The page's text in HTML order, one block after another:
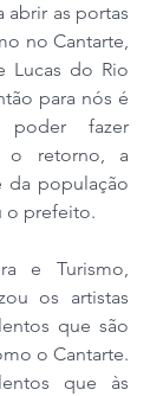
abrir as portas
no Cantarte,
Lucas do Rio
para nós é
poder fazer
o retorno, a
da população
o prefeito.
e Turismo,
os artistas
que são
o Cantarte.
que às